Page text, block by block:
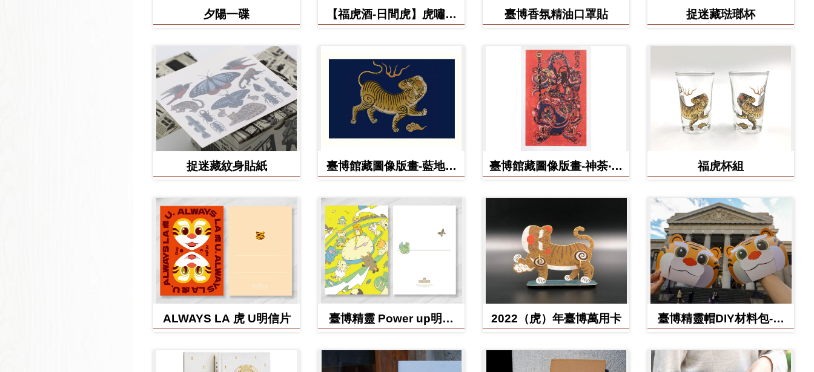
夕陽一碟
【福虎酒-日間虎】虎嘯台
臺博香氛精油口罩貼 捉迷藏琺瑯杯
捉迷藏紋身貼紙
臺博館藏圖像版畫-藍地黃
臺博館藏圖像版畫-神荼‧鬱
福虎杯組
ALWAYS LA 虎 U明信片
臺博精靈 Power up明信
2022（虎）年臺博萬用卡
臺博精靈帽DIY材料包-虎